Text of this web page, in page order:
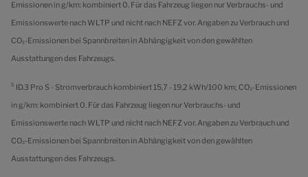
Emissionen in g/km: kombiniert 0. Für das Fahrzeug liegen nur Verbrauchs- und
Emissionswerte nach WLTP und nicht nach NEFZ vor. Angaben zu Verbrauch und
CO₂-Emissionen bei Spannbreiten in Abhängigkeit von den gewählten
Ausstattungen des Fahrzeugs.
5 ID.3 Pro S - Stromverbrauch kombiniert 15,7 - 19,2 kWh/100 km; CO₂-Emissionen
in g/km: kombiniert 0. Für das Fahrzeug liegen nur Verbrauchs- und
Emissionswerte nach WLTP und nicht nach NEFZ vor. Angaben zu Verbrauch und
CO₂-Emissionen bei Spannbreiten in Abhängigkeit von den gewählten
Ausstattungen des Fahrzeugs.